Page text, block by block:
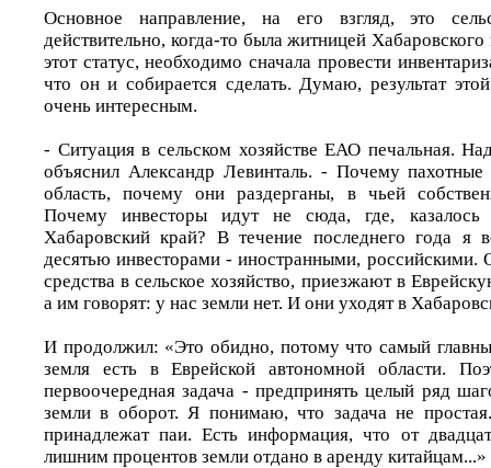
Основное направление, на его взгляд, это
действительно, когда-то была житницей
этот статус, необходимо сначала провести
что он и собирается сделать. Думаю, результат
очень интересным.
- Ситуация в сельском хозяйстве ЕАО печальная.
объяснил Александр Левинталь. - Почему
область, почему они раздерганы, в чьей
Почему инвесторы идут не сюда, где,
Хабаровский край? В течение последнего года я
десятью инвесторами - иностранными, российскими.
средства в сельское хозяйство, приезжают в
а им говорят: у нас земли нет. И они уходят в
И продолжил: «Это обидно, потому что самый
земля есть в Еврейской автономной области.
первоочередная задача - предпринять целый ряд
земли в оборот. Я понимаю, что задача не
принадлежат паи. Есть информация, что от
лишним процентов земли отдано в аренду китайцам...»